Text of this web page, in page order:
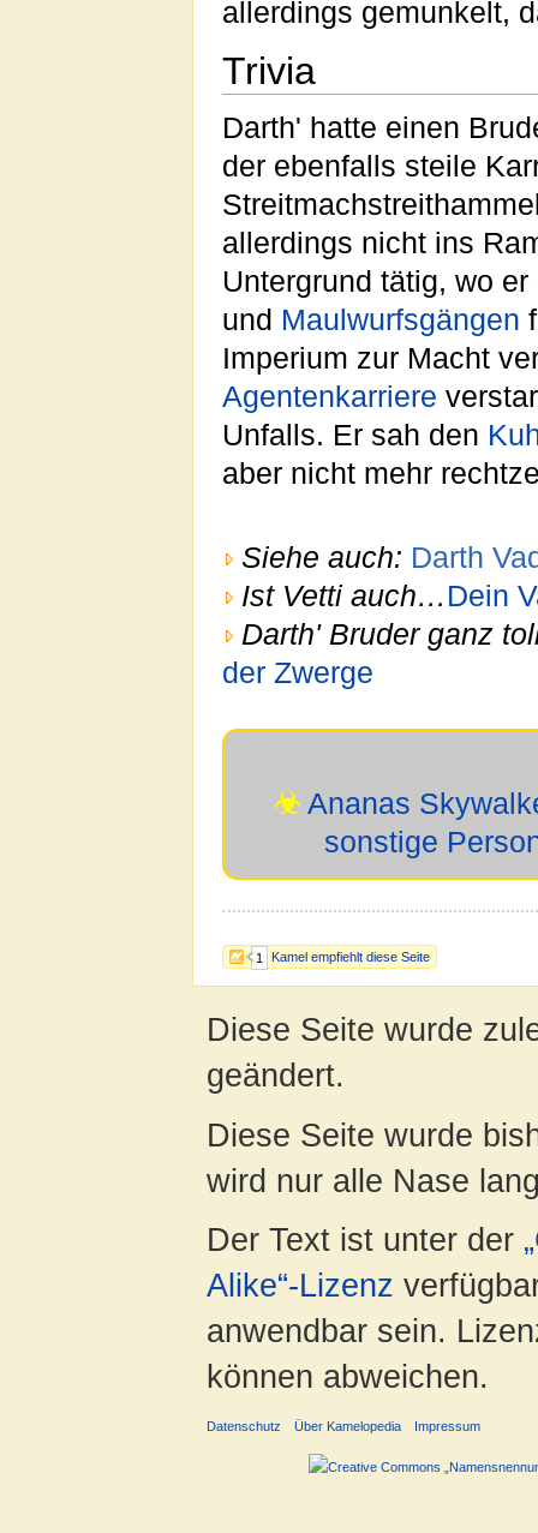
1 Kamel empfiehlt diese Seite
allerdings gemunkelt,
Trivia
Darth' hatte einen
der ebenfalls steile
allerdings nicht ins
Untergrund tätig, wo
und Maulwurfsgängen
Imperium zur Macht
Agentenkarriere
Unfalls. Er sah den
aber nicht mehr
Siehe auch: Darth
Ist Vetti auch… Dein
Darth' Bruder ganz
der Zwerge
☣ Ananas
sonstige
Diese Seite wurde
geändert.
Diese Seite wurde
wird nur alle Nase
Der Text ist unter der
Alike“-Lizenz
anwendbar sein.
können abweichen.
Datenschutz Über Kamelopedia Impressum